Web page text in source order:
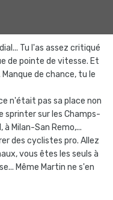
Tu l'as assez critiqué
de pointe de vitesse. Et
de chance, tu le
n'était pas sa place non
sprinter sur les Champs-
à Milan-San Remo,...
des cyclistes pro. Allez
vous êtes les seuls à
Même Martin ne s'en